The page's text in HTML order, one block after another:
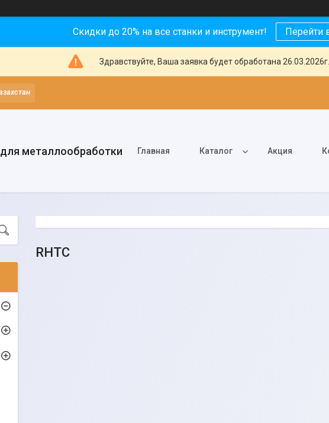
Скидки до 20% на все станки и инструмент! Перейти
Здравствуйте, Ваша заявка будет обработана
металлообработки Главная Каталог Акция
RHTC